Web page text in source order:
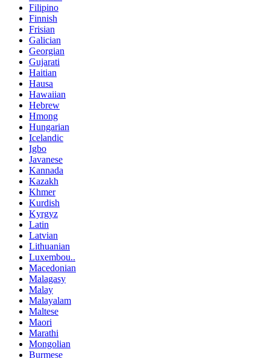
Filipino
Finnish
Frisian
Galician
Georgian
Gujarati
Haitian
Hausa
Hawaiian
Hebrew
Hmong
Hungarian
Icelandic
Igbo
Javanese
Kannada
Kazakh
Khmer
Kurdish
Kyrgyz
Latin
Latvian
Lithuanian
Luxembou..
Macedonian
Malagasy
Malay
Malayalam
Maltese
Maori
Marathi
Mongolian
Burmese